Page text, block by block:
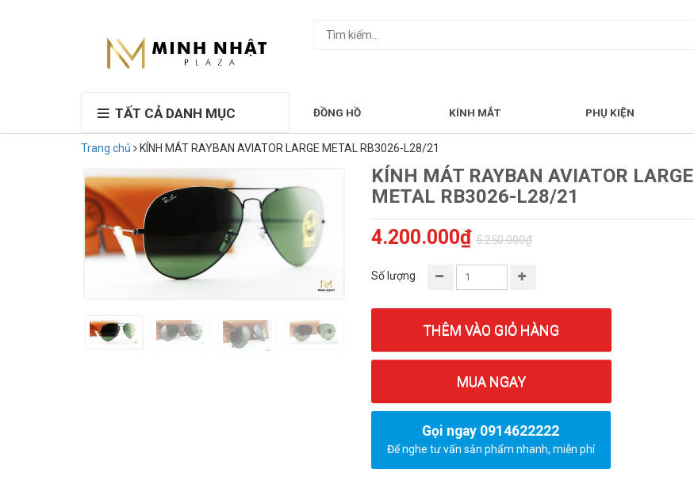
TẤT CẢ DANH MỤC ĐỒNG HỒ KÍNH MẮT PHỤ KIỆN
Trang chủ KÍNH MÁT RAYBAN AVIATOR LARGE METAL RB3026-L28/21
KÍNH MÁT RAYBAN AVIATOR LARGE
METAL RB3026-L28/21
4.200.000₫ 5.250.000₫
Số lượng
THÊM VÀO GIỎ HÀNG
MUA NGAY
Gọi ngay 0914622222
Để nghe tư vấn sản phẩm nhanh, miễn phí